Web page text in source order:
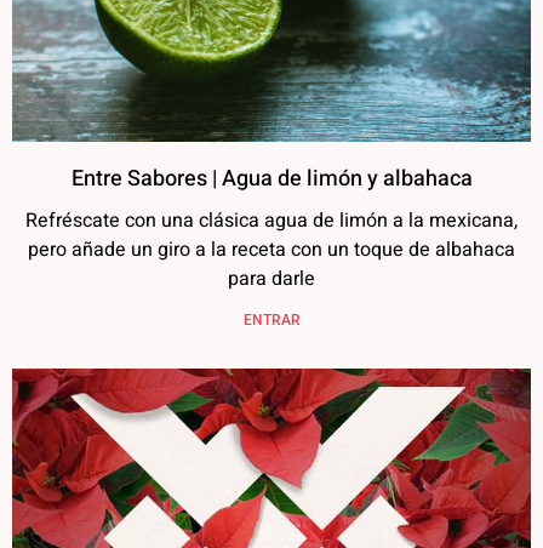
Entre Sabores | Agua de limón y albahaca
Refréscate con una clásica agua de limón a la mexicana,
pero añade un giro a la receta con un toque de albahaca
para darle
ENTRAR